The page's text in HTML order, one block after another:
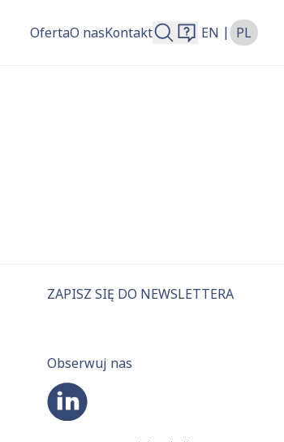
OfertaO nasKontakt EN | PL
ZAPISZ SIĘ DO NEWSLETTERA
Obserwuj nas